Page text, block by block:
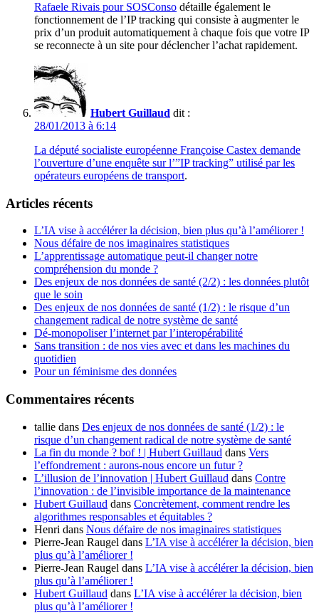
Rafaele Rivais pour SOSConso détaille également le
fonctionnement de l’IP tracking qui consiste à augmenter le
prix d’un produit automatiquement à chaque fois que votre IP
se reconnecte à un site pour déclencher l’achat rapidement.
Hubert Guillaud dit :
28/01/2013 à 6:14
La député socialiste européenne Françoise Castex demande
l’ouverture d’une enquête sur l’”IP tracking” utilisé par les
opérateurs européens de transport.
Articles récents
L’IA vise à accélérer la décision, bien plus qu’à l’améliorer !
Nous défaire de nos imaginaires statistiques
L’apprentissage automatique peut-il changer notre
compréhension du monde ?
Des enjeux de nos données de santé (2/2) : les données plutôt
que le soin
Des enjeux de nos données de santé (1/2) : le risque d’un
changement radical de notre système de santé
Dé-monopoliser l’internet par l’interopérabilité
Sans transition : de nos vies avec et dans les machines du
quotidien
Pour un féminisme des données
Commentaires récents
tallie dans Des enjeux de nos données de santé (1/2) : le
risque d’un changement radical de notre système de santé
La fin du monde ? bof ! | Hubert Guillaud dans Vers
l’effondrement : aurons-nous encore un futur ?
L’illusion de l’innovation | Hubert Guillaud dans Contre
l’innovation : de l’invisible importance de la maintenance
Hubert Guillaud dans Concrètement, comment rendre les
algorithmes responsables et équitables ?
Henri dans Nous défaire de nos imaginaires statistiques
Pierre-Jean Raugel dans L’IA vise à accélérer la décision, bien
plus qu’à l’améliorer !
Pierre-Jean Raugel dans L’IA vise à accélérer la décision, bien
plus qu’à l’améliorer !
Hubert Guillaud dans L’IA vise à accélérer la décision, bien
plus qu’à l’améliorer !